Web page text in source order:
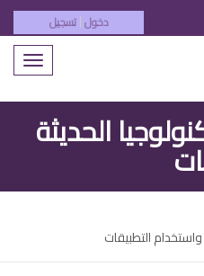
دخول تسجيل
Toggle
الحديثة
التطبيقات